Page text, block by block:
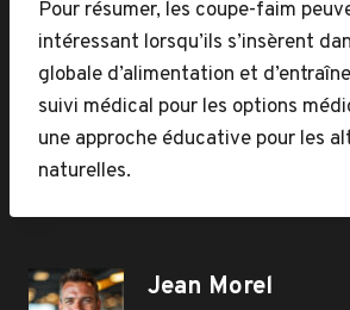
Pour résumer, les coupe-faim
intéressant lorsqu’ils s’insèrent
globale d’alimentation et
suivi médical pour les options
une approche éducative pour les
naturelles.
Jean Morel